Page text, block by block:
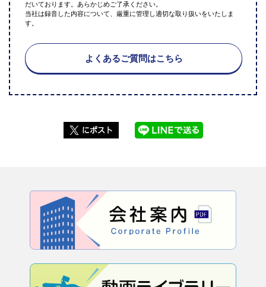
だいております。あらかじめご了承ください。
当社は録音した内容について、厳重に管理し適切な取り扱いをいたしま
す。
よくあるご質問はこちら